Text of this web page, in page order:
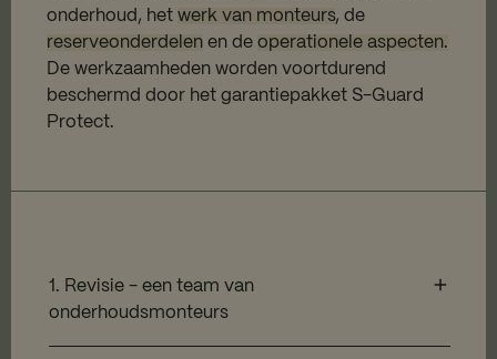
onderhoud, het werk van monteurs, de
reserveonderdelen en de operationele aspecten.
De werkzaamheden worden voortdurend
beschermd door het garantiepakket S-Guard
Protect.
1. Revisie - een team van
onderhoudsmonteurs